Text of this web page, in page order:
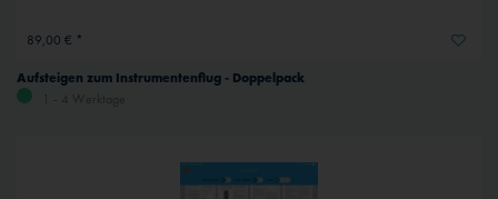
89,00 € *
Aufsteigen zum Instrumentenflug - Doppelpack